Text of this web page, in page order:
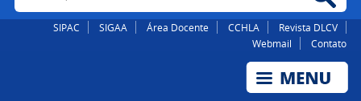
SIPAC SIGAA Área Docente CCHLA
Revista DLCV
Webmail
Contato